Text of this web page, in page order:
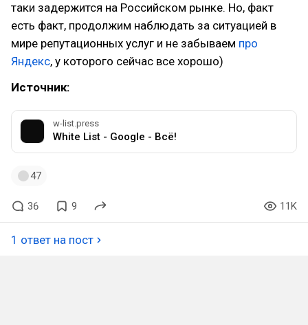
таки задержится на Российском рынке. Но, факт
есть факт, продолжим наблюдать за ситуацией в
мире репутационных услуг и не забываем про
Яндекс, у которого сейчас все хорошо)
Источник:
w-list.press
White List - Google - Всё!
47
36 9 11K
1 ответ на пост